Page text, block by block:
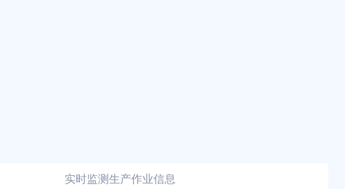
实时监测生产作业信息